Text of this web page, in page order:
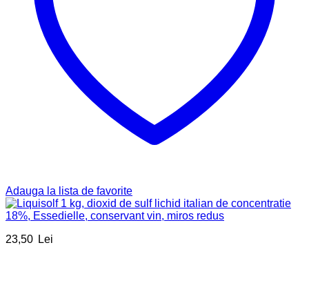
Adauga la lista de favorite
23,50 Lei